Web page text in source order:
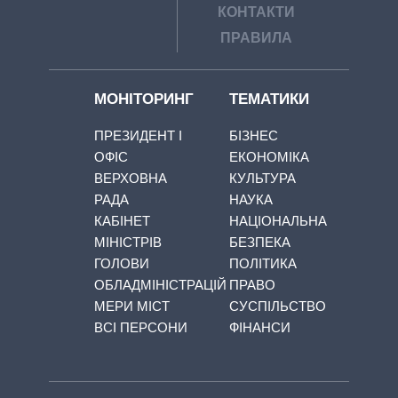
КОНТАКТИ
ПРАВИЛА
МОНІТОРИНГ
ПРЕЗИДЕНТ І
ОФІС
ВЕРХОВНА
РАДА
КАБІНЕТ
МІНІСТРІВ
ГОЛОВИ
ОБЛАДМІНІСТРАЦІЙ
МЕРИ МІСТ
ВСІ ПЕРСОНИ
ТЕМАТИКИ
БІЗНЕС
ЕКОНОМІКА
КУЛЬТУРА
НАУКА
НАЦІОНАЛЬНА
БЕЗПЕКА
ПОЛІТИКА
ПРАВО
СУСПІЛЬСТВО
ФІНАНСИ